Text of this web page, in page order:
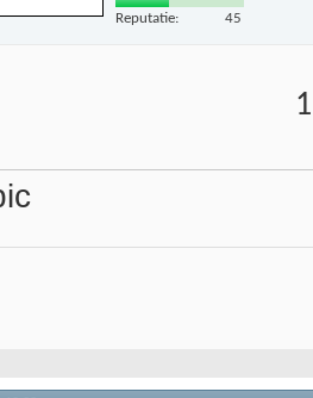
Reputatie: 45